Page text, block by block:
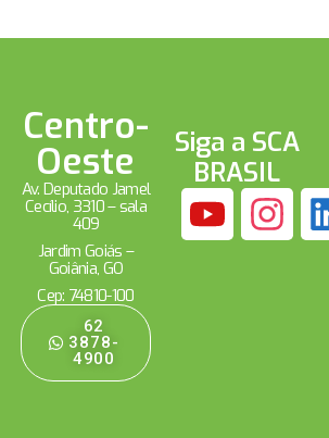
Centro-
Oeste
Av. Deputado Jamel
Cecílio, 3310 – sala
409
Jardim Goiás –
Goiânia, GO
Cep: 74810-100
62
3878-
4900
Siga a SCA
BRASIL